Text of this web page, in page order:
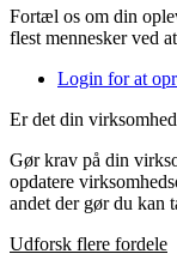
Fortæl os om din
flest mennesker ved
Login for at
Er det din
Gør krav på din
opdatere
andet der gør du kan
Udforsk flere fordele